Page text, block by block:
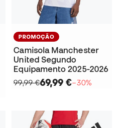
PROMOÇÃO
Camisola Manchester
United Segundo
Equipamento 2025-2026
99,99 €69,99 €−30%